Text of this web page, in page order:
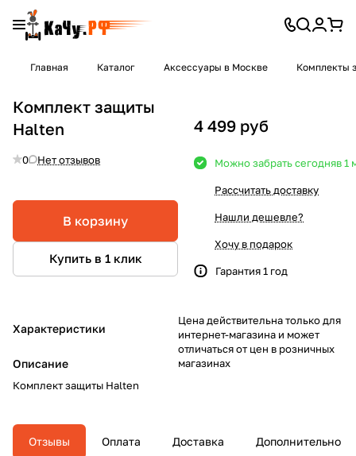
Главная Каталог Аксессуары в Москве Комплекты
Комплект защиты
Halten
0 Нет отзывов
В корзину
Купить в 1 клик
Характеристики
Описание
Комплект защиты Halten
4 499 руб
Можно забрать сегодняв 1
Рассчитать доставку
Нашли дешевле?
Хочу в подарок
Гарантия 1 год
Цена действительна только для
интернет-магазина и может
отличаться от цен в розничных
магазинах
Отзывы Оплата Доставка Дополнительно